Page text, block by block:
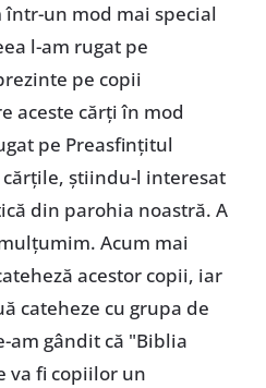
într-un mod mai special
l-am rugat pe
pe copii
aceste cărţi în mod
pe Preasfinţitul
cărţile, ştiindu-l interesat
din parohia noastră. A
Acum mai
acestor copii, iar
cateheze cu grupa de
gândit că "Biblia
va fi copiilor un